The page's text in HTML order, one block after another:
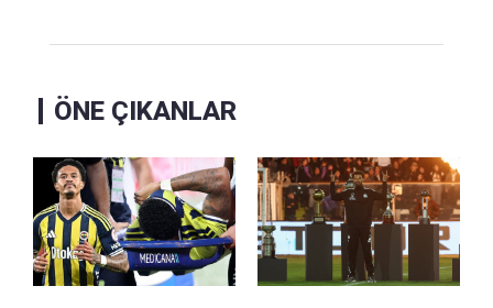
ÖNE ÇIKANLAR